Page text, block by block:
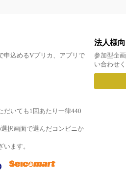
申込めるVプリカ、アプリで
だいても1回あたり一律440
択画面で選んだコンビニか
ます。
法人様
参加型企
い合わせく